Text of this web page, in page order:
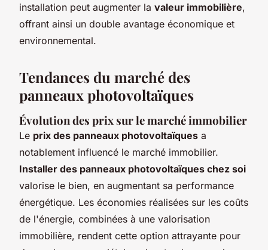
installation peut augmenter la valeur immobilière,
offrant ainsi un double avantage économique et
environnemental.
Tendances du marché des
panneaux photovoltaïques
Évolution des prix sur le marché immobilier
Le prix des panneaux photovoltaïques a
notablement influencé le marché immobilier.
Installer des panneaux photovoltaïques chez soi
valorise le bien, en augmentant sa performance
énergétique. Les économies réalisées sur les coûts
de l'énergie, combinées à une valorisation
immobilière, rendent cette option attrayante pour